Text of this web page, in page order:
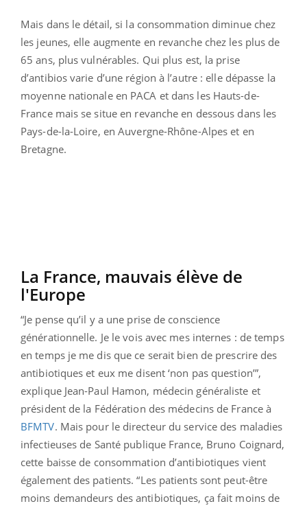
Mais dans le détail, si la consommation diminue chez
les jeunes, elle augmente en revanche chez les plus de
65 ans, plus vulnérables. Qui plus est, la prise
d’antibios varie d’une région à l’autre : elle dépasse la
moyenne nationale en PACA et dans les Hauts-de-
France mais se situe en revanche en dessous dans les
Pays-de-la-Loire, en Auvergne-Rhône-Alpes et en
Bretagne.
La France, mauvais élève de
l'Europe
“Je pense qu’il y a une prise de conscience
générationnelle. Je le vois avec mes internes : de temps
en temps je me dis que ce serait bien de prescrire des
antibiotiques et eux me disent ‘non pas question’”,
explique Jean-Paul Hamon, médecin généraliste et
président de la Fédération des médecins de France à
BFMTV. Mais pour le directeur du service des maladies
infectieuses de Santé publique France, Bruno Coignard,
cette baisse de consommation d’antibiotiques vient
également des patients. “Les patients sont peut-être
moins demandeurs des antibiotiques, ça fait moins de